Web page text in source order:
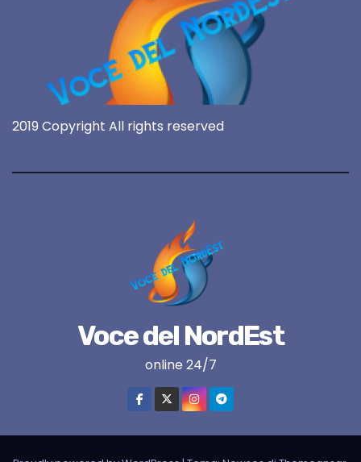
2019 Copyright All rights reserved
Voce del NordEst
online 24/7